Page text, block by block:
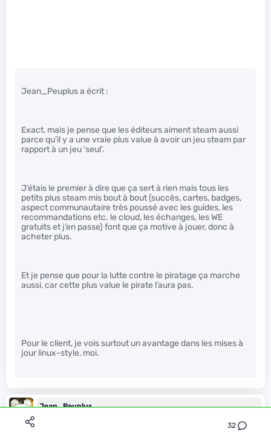
32
Jean_Peuplus a écrit :
Exact, mais je pense que les éditeurs aiment steam aussi
parce qu’il y a une vraie plus value à avoir un jeu steam par
rapport à un jeu ‘seul’.
J’étais le premier à dire que ça sert à rien mais tous les
petits plus steam mis bout à bout (succès, cartes, badges,
aspect communautaire très poussé avec les guides, les
recommandations etc. le cloud, les échanges, les WE
gratuits et j’en passe) font que ça motive à jouer, donc à
acheter plus.
Et je pense que pour la lutte contre le piratage ça marche
aussi, car cette plus value le pirate l’aura pas.
Pour le client, je vois surtout un avantage dans les mises à
jour linux-style, moi.
Jean_Peuplus